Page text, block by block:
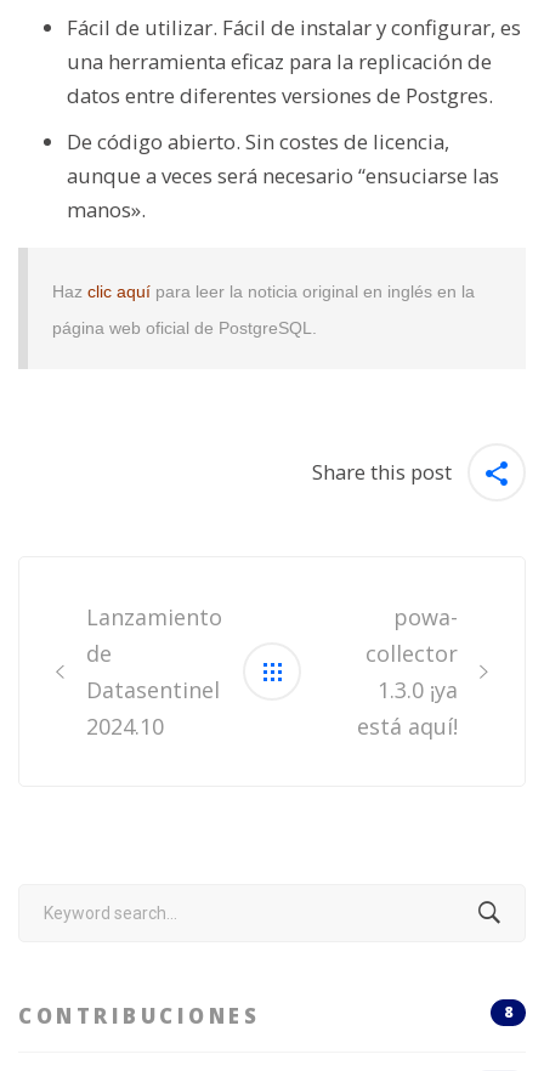
Fácil de utilizar. Fácil de instalar y configurar, es
una herramienta eficaz para la replicación de
datos entre diferentes versiones de Postgres.
De código abierto. Sin costes de licencia,
aunque a veces será necesario “ensuciarse las
manos».
Haz clic aquí para leer la noticia original en inglés en la
página web oficial de PostgreSQL.
Share this post
navigation
Lanzamiento
de
Datasentinel
2024.10
powa-
collector
1.3.0 ¡ya
está aquí!
CONTRIBUCIONES 8